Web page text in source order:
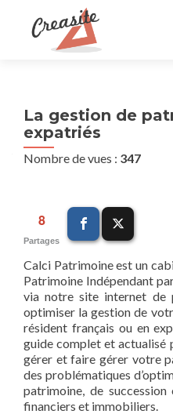
La gestion de
expatriés
Nombre de vues : 347
8
Partages
Calci Patrimoine est un
Patrimoine Indépendant
via notre site internet de
optimiser la gestion de
résident français ou en
guide complet et actualisé
gérer et faire gérer votre
des problématiques
patrimoine, de succession
financiers et immobiliers.